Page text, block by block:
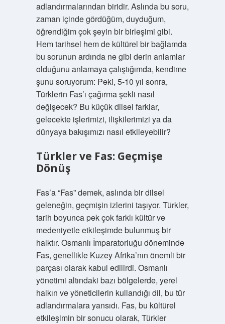
adlandırmalarından biridir. Aslında bu soru,
zaman içinde gördüğüm, duyduğum,
öğrendiğim çok şeyin bir birleşimi gibi.
Hem tarihsel hem de kültürel bir bağlamda
bu sorunun ardında ne gibi derin anlamlar
olduğunu anlamaya çalıştığımda, kendime
şunu soruyorum: Peki, 5-10 yıl sonra,
Türklerin Fas’ı çağırma şekli nasıl
değişecek? Bu küçük dilsel farklar,
gelecekte işlerimizi, ilişkilerimizi ya da
dünyaya bakışımızı nasıl etkileyebilir?
Türkler ve Fas: Geçmişe
Dönüş
Fas’a “Fas” demek, aslında bir dilsel
geleneğin, geçmişin izlerini taşıyor. Türkler,
tarih boyunca pek çok farklı kültür ve
medeniyetle etkileşimde bulunmuş bir
halktır. Osmanlı İmparatorluğu döneminde
Fas, genellikle Kuzey Afrika’nın önemli bir
parçası olarak kabul edilirdi. Osmanlı
yönetimi altındaki bazı bölgelerde, yerel
halkın ve yöneticilerin kullandığı dil, bu tür
adlandırmalara yansıdı. Fas, bu kültürel
etkileşimin bir sonucu olarak, Türkler